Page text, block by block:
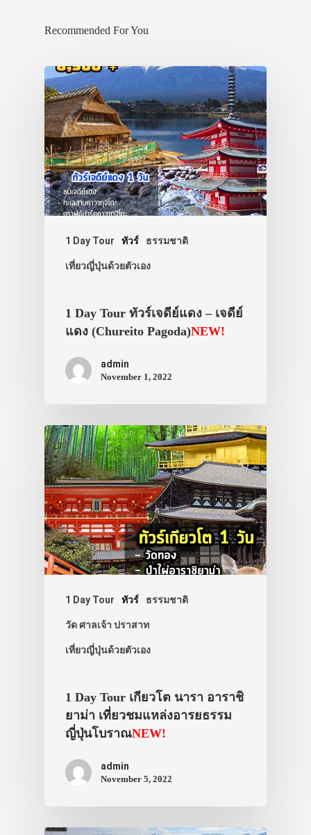
Recommended For You
1 Day Tour ทัวร์ ธรรมชาติ
เที่ยวญี่ปุ่นด้วยตัวเอง
1 Day Tour ทัวร์เจดีย์แดง – เจดีย์
แดง (Chureito Pagoda)NEW!
admin
November 1, 2022
1 Day Tour ทัวร์ ธรรมชาติ
วัด ศาลเจ้า ปราสาท
เที่ยวญี่ปุ่นด้วยตัวเอง
1 Day Tour เกียวโต นารา อาราชิ
ยาม่า เที่ยวชมแหล่งอารยธรรม
ญี่ปุ่นโบราณNEW!
admin
November 5, 2022